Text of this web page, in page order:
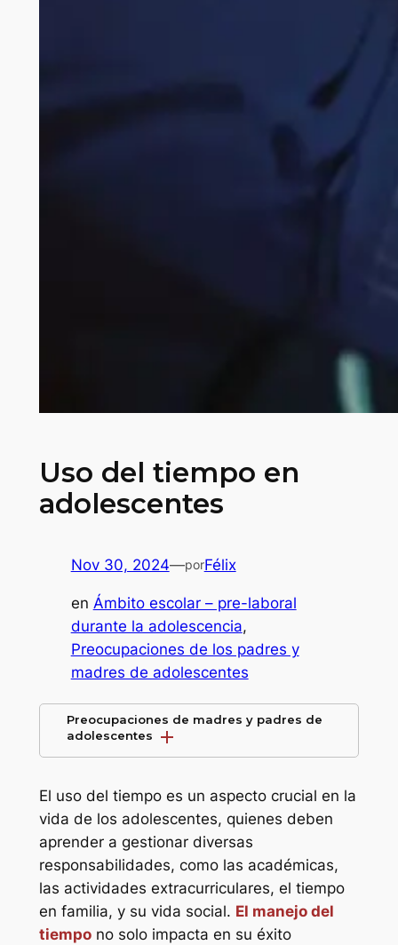
Uso del tiempo en
adolescentes
Nov 30, 2024—porFélix
en Ámbito escolar – pre-laboral
durante la adolescencia
Preocupaciones de los padres y
madres de adolescentes
Preocupaciones de madres y padres de
adolescentes
add
El uso del tiempo es un aspecto crucial en la
vida de los adolescentes, quienes deben
aprender a gestionar diversas
responsabilidades, como las académicas,
las actividades extracurriculares, el tiempo
en familia, y su vida social. El manejo del
tiempono solo impacta en su éxito